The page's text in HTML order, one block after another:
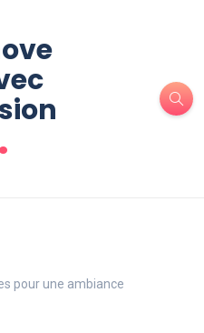
.
pour une ambiance